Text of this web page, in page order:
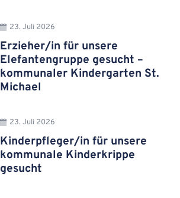
23. Juli 2026
Erzieher/in für unsere
Elefantengruppe gesucht –
kommunaler Kindergarten St.
Michael
23. Juli 2026
Kinderpfleger/in für unsere
kommunale Kinderkrippe
gesucht